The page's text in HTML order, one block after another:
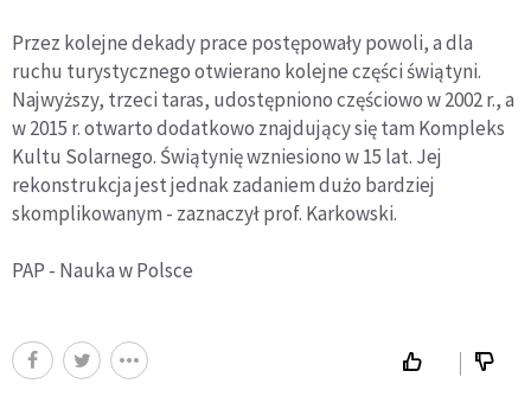
Przez kolejne dekady prace postępowały powoli, a dla
ruchu turystycznego otwierano kolejne części świątyni.
Najwyższy, trzeci taras, udostępniono częściowo w 2002 r., a
w 2015 r. otwarto dodatkowo znajdujący się tam Kompleks
Kultu Solarnego. Świątynię wzniesiono w 15 lat. Jej
rekonstrukcja jest jednak zadaniem dużo bardziej
skomplikowanym - zaznaczył prof. Karkowski.
PAP - Nauka w Polsce